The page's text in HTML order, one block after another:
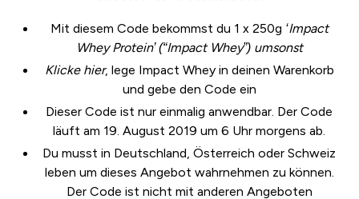
Mit diesem Code bekommst du 1 x 250g ‘Impact
Whey Protein’ (“Impact Whey”) umsonst
Klicke hier, lege Impact Whey in deinen Warenkorb
und gebe den Code ein
Dieser Code ist nur einmalig anwendbar. Der Code
läuft am 19. August 2019 um 6 Uhr morgens ab.
Du musst in Deutschland, Österreich oder Schweiz
leben um dieses Angebot wahrnehmen zu können.
Der Code ist nicht mit anderen Angeboten